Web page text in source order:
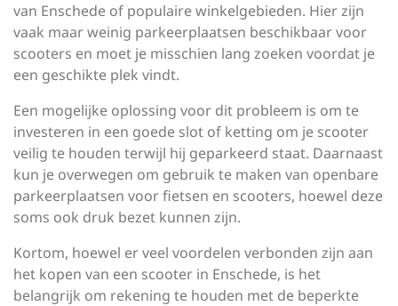
van Enschede of populaire winkelgebieden. Hier zijn
vaak maar weinig parkeerplaatsen beschikbaar voor
scooters en moet je misschien lang zoeken voordat je
een geschikte plek vindt.
Een mogelijke oplossing voor dit probleem is om te
investeren in een goede slot of ketting om je scooter
veilig te houden terwijl hij geparkeerd staat. Daarnaast
kun je overwegen om gebruik te maken van openbare
parkeerplaatsen voor fietsen en scooters, hoewel deze
soms ook druk bezet kunnen zijn.
Kortom, hoewel er veel voordelen verbonden zijn aan
het kopen van een scooter in Enschede, is het
belangrijk om rekening te houden met de beperkte